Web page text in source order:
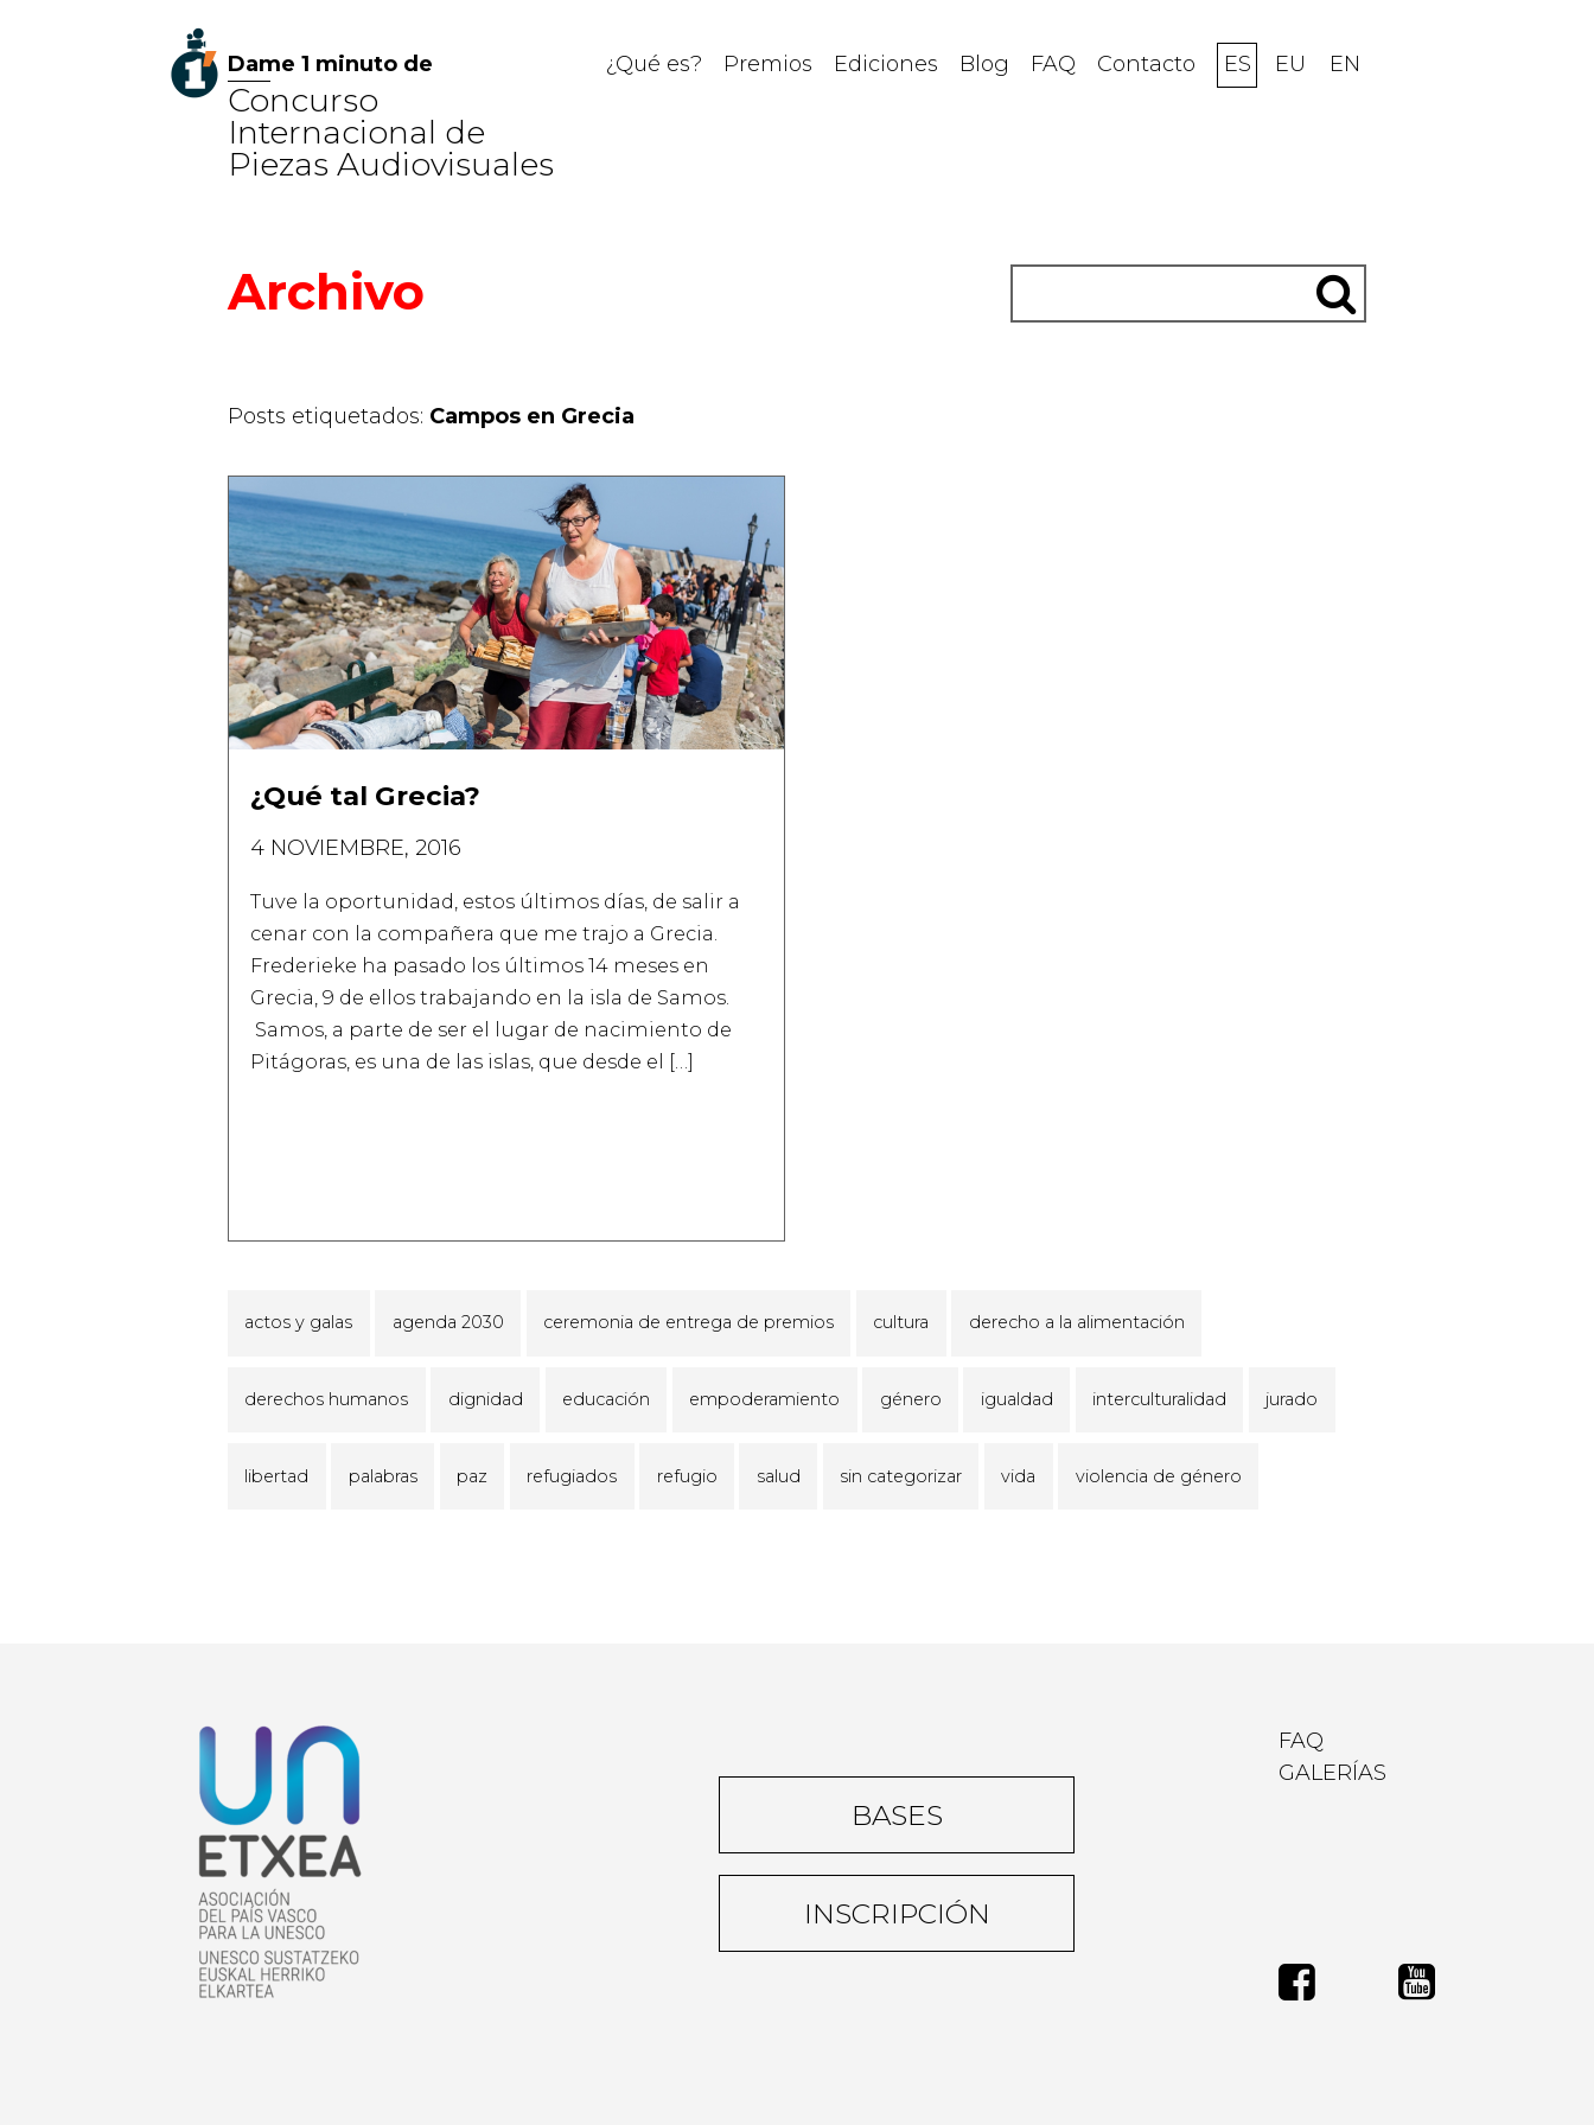
Dame 1 minuto de
Concurso
Internacional de
Piezas Audiovisuales
¿Qué es? Premios Ediciones Blog FAQ Contacto ES EU EN
Archivo
Posts etiquetados: Campos en Grecia
¿Qué tal Grecia?
4 NOVIEMBRE, 2016
Tuve la oportunidad, estos últimos días, de salir a
cenar con la compañera que me trajo a Grecia.
Frederieke ha pasado los últimos 14 meses en
Grecia, 9 de ellos trabajando en la isla de Samos.
Samos, a parte de ser el lugar de nacimiento de
Pitágoras, es una de las islas, que desde el […]
actos y galas agenda 2030 ceremonia de entrega de premios cultura derecho a la alimentación
derechos humanos dignidad educación empoderamiento género igualdad interculturalidad jurado
libertad palabras paz refugiados refugio salud sin categorizar vida violencia de género
BASES
INSCRIPCIÓN
FAQ
GALERÍAS